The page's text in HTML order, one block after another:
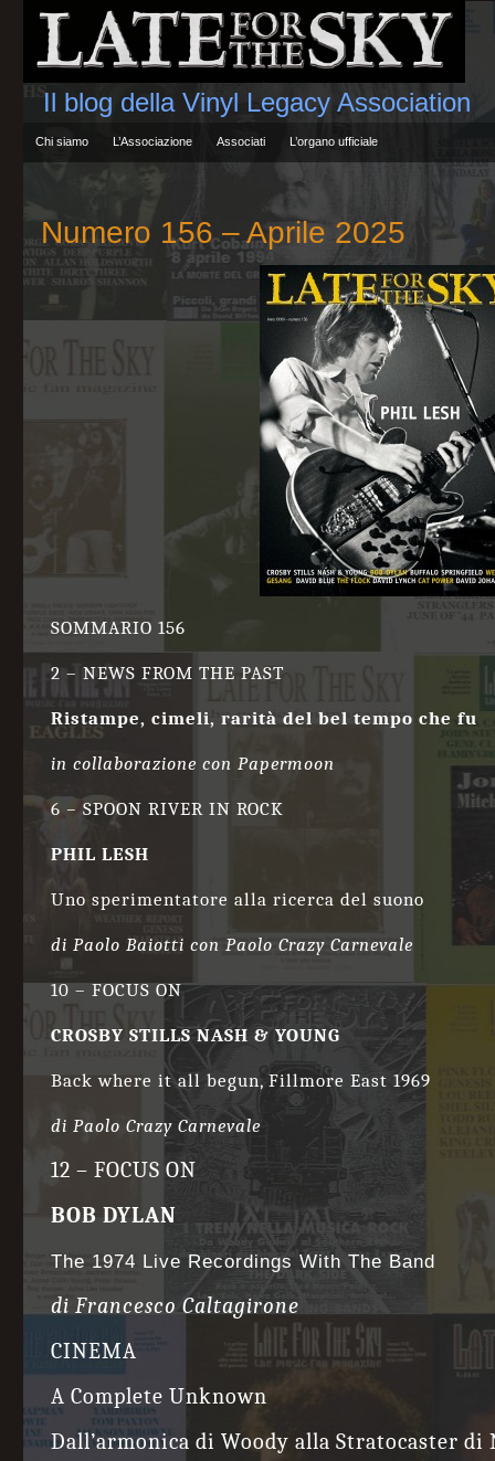
Il blog della Vinyl Legacy Association
Chi siamo L’Associazione Associati L’organo ufficiale
Numero 156 – Aprile 2025
SOMMARIO 156
2 – NEWS FROM THE PAST
Ristampe, cimeli, rarità del bel tempo che fu
in collaborazione con Papermoon
6 –SPOON RIVER IN ROCK
PHIL LESH
Uno sperimentatore alla ricerca del suono
di Paolo Baiotti con Paolo Crazy Carnevale
10 – FOCUS ON
CROSBY STILLS NASH & YOUNG
Back where it all begun, Fillmore East 1969
di Paolo Crazy Carnevale
12 – FOCUS ON
BOB DYLAN
The 1974 Live Recordings With The Band
di Francesco Caltagirone
CINEMA
A Complete Unknown
Dall’armonica di Woody alla Stratocaster di